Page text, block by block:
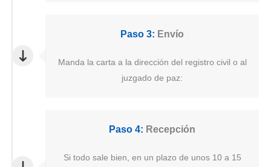
Paso 3: Envío
Manda la carta a la dirección del registro civil o al
juzgado de paz:
Paso 4: Recepción
Si todo sale bien, en un plazo de unos 10 a 15